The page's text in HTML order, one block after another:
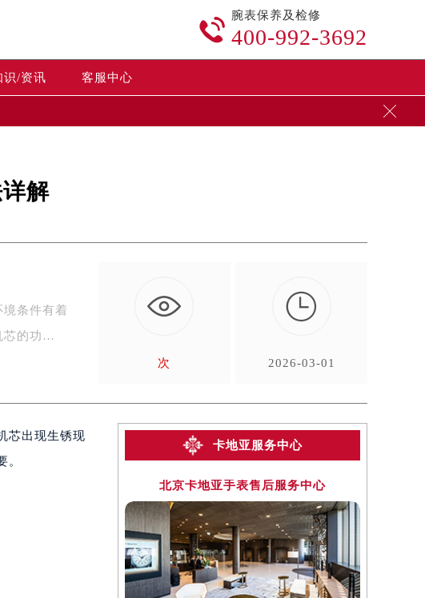

腕表保养及检修
400-992-3692
识/资讯 客服中心

解
境条件有着
芯的功…
次

2026-03-01
芯出现生锈现
。
卡地亚服务中心
北京卡地亚手表售后服务中心